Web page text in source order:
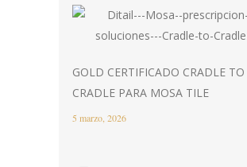
GOLD CERTIFICADO CRADLE TO
CRADLE PARA MOSA TILE
5 marzo, 2026